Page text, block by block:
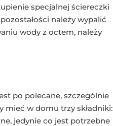
specjalnej ściereczki
należy wypalić
wody z octem, należy
po polecane, szczególnie
mieć w domu trzy składniki:
jedynie co jest potrzebne